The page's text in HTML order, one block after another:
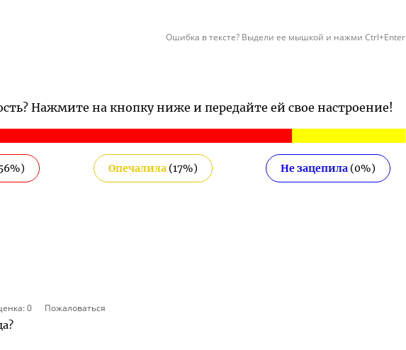
Ошибка в тексте? Выдели ее мышкой и нажми Ctrl+Enter
Нажмите на кнопку ниже и передайте ей свое настроение!
%) Опечалила (17%) Не зацепила (0%)
0 Пожаловаться